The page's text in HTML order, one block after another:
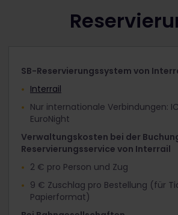
SB-Reservierungssystem von
Interrail
Nur internationale Verbindungen:
EuroNight
Verwaltungskosten bei der
Reservierungsservice von Interrail
2 € pro Person und Zug
9 € Zuschlag pro Bestellung (für
Papierformat)